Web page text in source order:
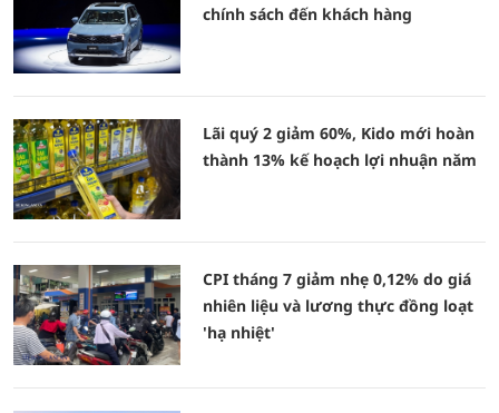
chính sách đến khách hàng
Lãi quý 2 giảm 60%, Kido mới hoàn
thành 13% kế hoạch lợi nhuận năm
CPI tháng 7 giảm nhẹ 0,12% do giá
nhiên liệu và lương thực đồng loạt
'hạ nhiệt'